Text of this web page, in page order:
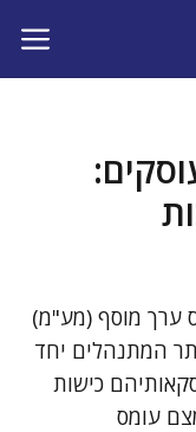
ערך מוסף (מע"מ)
המתנהלים יחד
כישות
עומס